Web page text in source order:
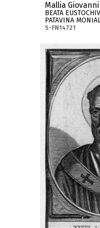
Mallia
BEATA
PATAVINA
S-FN14721